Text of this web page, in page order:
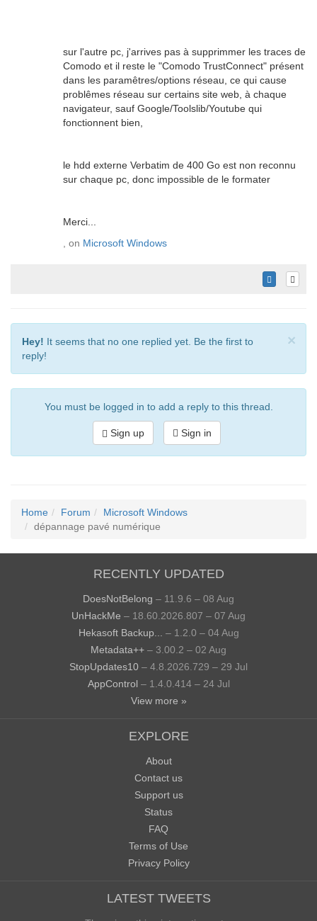
sur l'autre pc, j'arrives pas à supprimmer les traces de
Comodo et il reste le "Comodo TrustConnect" présent
dans les paramêtres/options réseau, ce qui cause
problêmes réseau sur certains site web, à chaque
navigateur, sauf Google/Toolslib/Youtube qui
fonctionnent bien,
le hdd externe Verbatim de 400 Go est non reconnu
sur chaque pc, donc impossible de le formater
Merci...
, on Microsoft Windows
×
Hey! It seems that no one replied yet. Be the first to
reply!
You must be logged in to add a reply to this thread.
Sign up Sign in
Home Forum
Microsoft Windows
dépannage pavé numérique
RECENTLY UPDATED
DoesNotBelong – 11.9.6 – 08 Aug
UnHackMe – 18.60.2026.807 – 07 Aug
Hekasoft Backup... – 1.2.0 – 04 Aug
Metadata++ – 3.00.2 – 02 Aug
StopUpdates10 – 4.8.2026.729 – 29 Jul
AppControl – 1.4.0.414 – 24 Jul
View more »
EXPLORE
About
Contact us
Support us
Status
FAQ
Terms of Use
Privacy Policy
LATEST TWEETS